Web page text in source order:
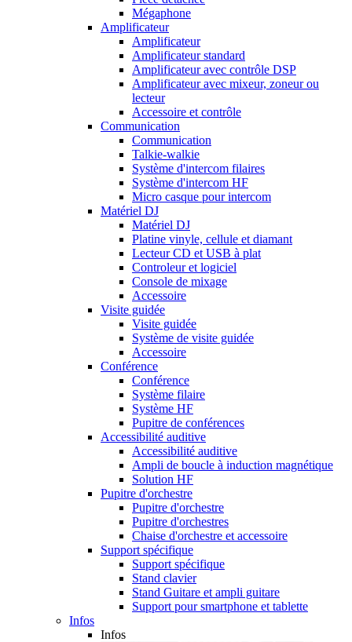
Mégaphone
Amplificateur
Amplificateur
Amplificateur standard
Amplificateur avec contrôle DSP
Amplificateur avec mixeur, zoneur ou
lecteur
Accessoire et contrôle
Communication
Communication
Talkie-walkie
Système d'intercom filaires
Système d'intercom HF
Micro casque pour intercom
Matériel DJ
Matériel DJ
Platine vinyle, cellule et diamant
Lecteur CD et USB à plat
Controleur et logiciel
Console de mixage
Accessoire
Visite guidée
Visite guidée
Système de visite guidée
Accessoire
Conférence
Conférence
Système filaire
Système HF
Pupitre de conférences
Accessibilité auditive
Accessibilité auditive
Ampli de boucle à induction magnétique
Solution HF
Pupitre d'orchestre
Pupitre d'orchestre
Pupitre d'orchestres
Chaise d'orchestre et accessoire
Support spécifique
Support spécifique
Stand clavier
Stand Guitare et ampli guitare
Support pour smartphone et tablette
Infos
Infos